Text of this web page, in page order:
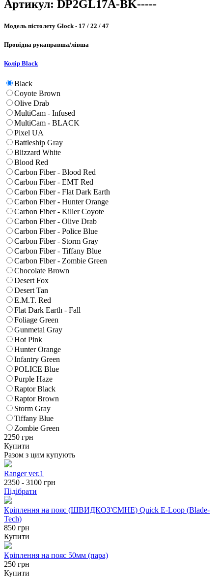
Артикул: DP2GL17A-BK-----
Модель пістолету Glock - 17 / 22 / 47
Провідна рукаправша/лівша
Колір Black
Black
Coyote Brown
Olive Drab
MultiCam - Infused
MultiCam - BLACK
Pixel UA
Battleship Gray
Blizzard White
Blood Red
Carbon Fiber - Blood Red
Carbon Fiber - EMT Red
Carbon Fiber - Flat Dark Earth
Carbon Fiber - Hunter Orange
Carbon Fiber - Killer Coyote
Carbon Fiber - Olive Drab
Carbon Fiber - Police Blue
Carbon Fiber - Storm Gray
Carbon Fiber - Tiffany Blue
Carbon Fiber - Zombie Green
Chocolate Brown
Desert Fox
Desert Tan
E.M.T. Red
Flat Dark Earth - Fall
Foliage Green
Gunmetal Gray
Hot Pink
Hunter Orange
Infantry Green
POLICE Blue
Purple Haze
Raptor Black
Raptor Brown
Storm Gray
Tiffany Blue
Zombie Green
2250 грн
Купити
Разом з цим купують
Ranger ver.1
2350 - 3100 грн
Підібрати
Кріплення на пояс (ШВИДКОЗ'ЄМНЕ) Quick E-Loop (Blade-
Tech)
850 грн
Купити
Кріплення на пояс 50мм (пара)
250 грн
Купити